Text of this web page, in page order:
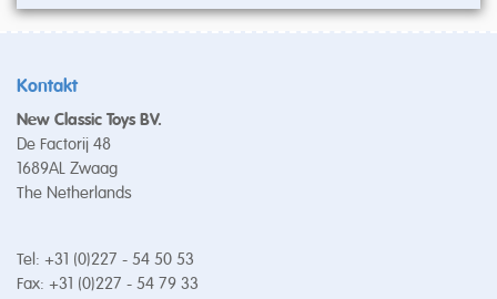
Kontakt
New Classic Toys BV.
De Factorij 48
1689AL Zwaag
The Netherlands
Tel: +31 (0)227 - 54 50 53
Fax: +31 (0)227 - 54 79 33